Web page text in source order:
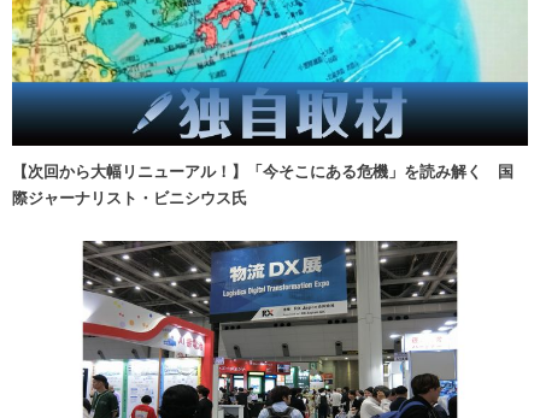
【次回から大幅リニューアル！】「今そこにある危機」を読み解く 国
際ジャーナリスト・ビニシウス氏